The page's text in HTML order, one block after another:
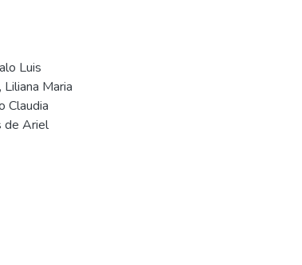
Luis
Maria
Claudia
de Ariel